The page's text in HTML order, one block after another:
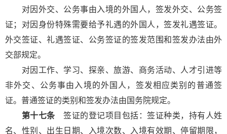
对因外交、公务事由入境的外国人，签发外交、公务签
证；对因身份特殊需要给予礼遇的外国人，签发礼遇签证。
外交签证、礼遇签证、公务签证的签发范围和签发办法由外
交部规定。
对因工作、学习、探亲、旅游、商务活动、人才引进等
非外交、公务事由入境的外国人，签发相应类别的普通签
证。普通签证的类别和签发办法由国务院规定。
第十七条签证的登记项目包括：签证种类，持有人姓
名、性别、出生日期、入境次数、入境有效期、停留期限，